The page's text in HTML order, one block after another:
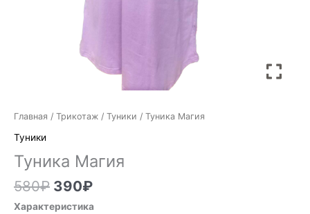
Главная / Трикотаж / Туники / Туника Магия
Туники
Туника Магия
580₽ 390₽
Характеристика